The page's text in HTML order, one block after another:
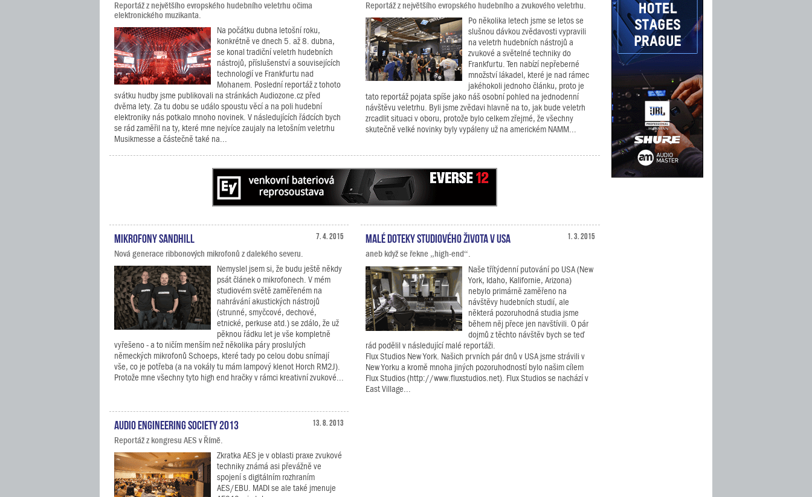
Reportáž z největšího evropského hudebního veletrhu očima
elektronického muzikanta.
Na počátku dubna letošní roku,
konkrétně ve dnech 5. až 8. dubna,
se konal tradiční veletrh hudebních
nástrojů, příslušenství a souvisejících
technologií ve Frankfurtu nad
Mohanem. Poslední reportáž z tohoto
svátku hudby jsme publikovali na stránkách Audiozone.cz před
dvěma lety. Za tu dobu se událo spoustu věcí a na poli hudební
elektroniky nás potkalo mnoho novinek. V následujících řádcích bych
se rád zaměřil na ty, které mne nejvíce zaujaly na letošním veletrhu
Musikmesse a částečně také na...
Reportáž z největšího evropského hudebního a zvukového veletrhu.
Po několika letech jsme se letos se
slušnou dávkou zvědavosti vypravili
na veletrh hudebních nástrojů a
zvukové a světelné techniky do
Frankfurtu. Ten nabízí nepřeberné
množství lákadel, které je nad rámec
jakéhokoli jednoho článku, proto je
tato reportáž pojata spíše jako náš osobní pohled na jednodenní
návštěvu veletrhu. Byli jsme zvědavi hlavně na to, jak bude veletrh
zrcadlit situaci v oboru, protože bylo celkem zřejmé, že všechny
skutečně velké novinky byly vypáleny už na americkém NAMM...
7. 4. 2015
Mikrofony Sandhill
Nová generace ribbonových mikrofonů z dalekého severu.
Nemyslel jsem si, že budu ještě někdy
psát článek o mikrofonech. V mém
studiovém světě zaměřeném na
nahrávání akustických nástrojů
(strunné, smyčcové, dechové,
etnické, perkuse atd.) se zdálo, že už
pěknou řádku let je vše kompletně
vyřešeno - a to ničím menším než několika páry proslulých
německých mikrofonů Schoeps, které tady po celou dobu snímají
vše, co je potřeba (a na vokály tu mám lampový klenot Horch RM2J).
Protože mne všechny tyto high end hračky v rámci kreativní zvukové...
1. 3. 2015
Malé doteky studiového života v USA
aneb když se řekne „high-end“.
Naše třítýdenní putování po USA (New
York, Idaho, Kalifornie, Arizona)
nebylo primárně zaměřeno na
návštěvy hudebních studií, ale
některá pozoruhodná studia jsme
během něj přece jen navštívili. O pár
dojmů z těchto návštěv bych se teď
rád podělil v následující malé reportáži.
Flux Studios New York. Našich prvních pár dnů v USA jsme strávili v
New Yorku a kromě mnoha jiných pozoruhodností bylo našim cílem
Flux Studios (http://www.fluxstudios.net). Flux Studios se nachází v
East Village...
13. 8. 2013
Audio Engineering Society 2013
Reportáž z kongresu AES v Římě.
Zkratka AES je v oblasti praxe zvukové
techniky známá asi převážně ve
spojení s digitálním rozhraním
AES/EBU. MADI se ale také jmenuje